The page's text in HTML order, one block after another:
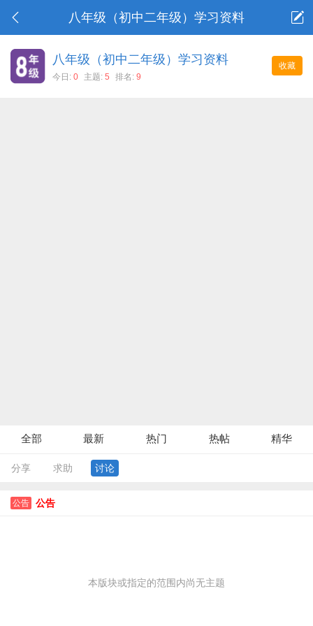
八年级（初中二年级）学习资料
收藏
八年级（初中二年级）学习资料
今日: 0 主题: 5 排名: 9
全部 最新 热门 热帖 精华
分享 求助 讨论
公告 公告
本版块或指定的范围内尚无主题